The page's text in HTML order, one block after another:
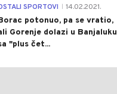
SPORTOVI 14.02.2021.
potonuo, pa se vratio,
Gorenje dolazi u Banjaluku
"plus čet...